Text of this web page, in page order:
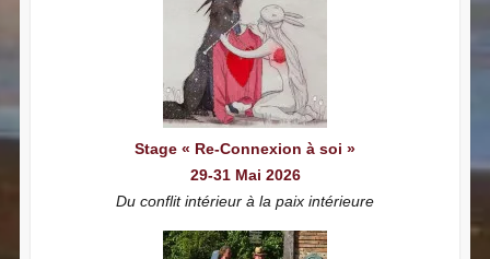
Stage « Re-Connexion à soi »
29-31 Mai 2026
Du conflit intérieur à la paix intérieure